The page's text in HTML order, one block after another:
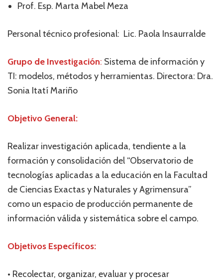
Prof. Esp. Marta Mabel Meza
Personal técnico profesional: Lic. Paola Insaurralde
Grupo de Investigación: Sistema de información y
TI: modelos, métodos y herramientas. Directora: Dra.
Sonia Itatí Mariño
Objetivo General:
Realizar investigación aplicada, tendiente a la
formación y consolidación del “Observatorio de
tecnologías aplicadas a la educación en la Facultad
de Ciencias Exactas y Naturales y Agrimensura”
como un espacio de producción permanente de
información válida y sistemática sobre el campo.
Objetivos Específicos:
• Recolectar, organizar, evaluar y procesar